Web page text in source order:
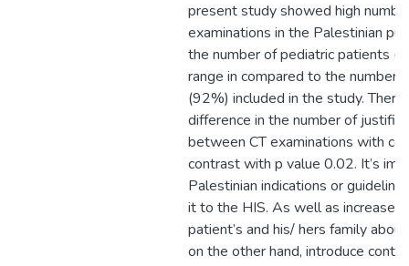
present study showed high
examinations in the Palestinian
the number of pediatric patients
range in compared to the number
(92%) included in the study.
difference in the number of
between CT examinations with
contrast with p value 0.02. It’s
Palestinian indications or
it to the HIS. As well as increase
patient’s and his/ hers family
on the other hand, introduce